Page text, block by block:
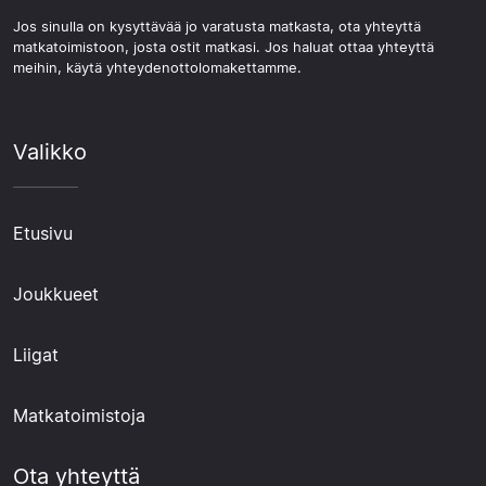
Jos sinulla on kysyttävää jo varatusta matkasta, ota yhteyttä
matkatoimistoon, josta ostit matkasi. Jos haluat ottaa yhteyttä
meihin, käytä yhteydenottolomakettamme.
Valikko
Etusivu
Joukkueet
Liigat
Matkatoimistoja
Ota yhteyttä